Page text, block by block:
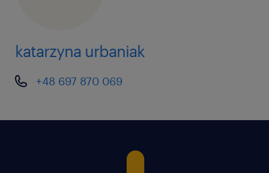
katarzyna urbaniak
+48 697 870 069